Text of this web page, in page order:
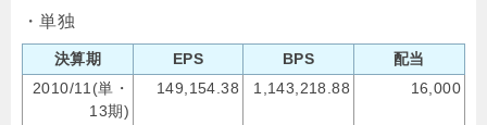
・単独
決算期 EPS BPS
配当
2010/11(単・
13期)
149,154.38 1,143,218.88 16,000